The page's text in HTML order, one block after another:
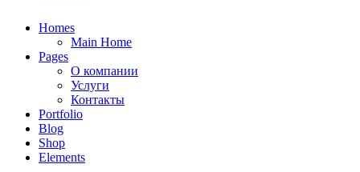
Homes
Main Home
Pages
О компании
Услуги
Контакты
Portfolio
Blog
Shop
Elements